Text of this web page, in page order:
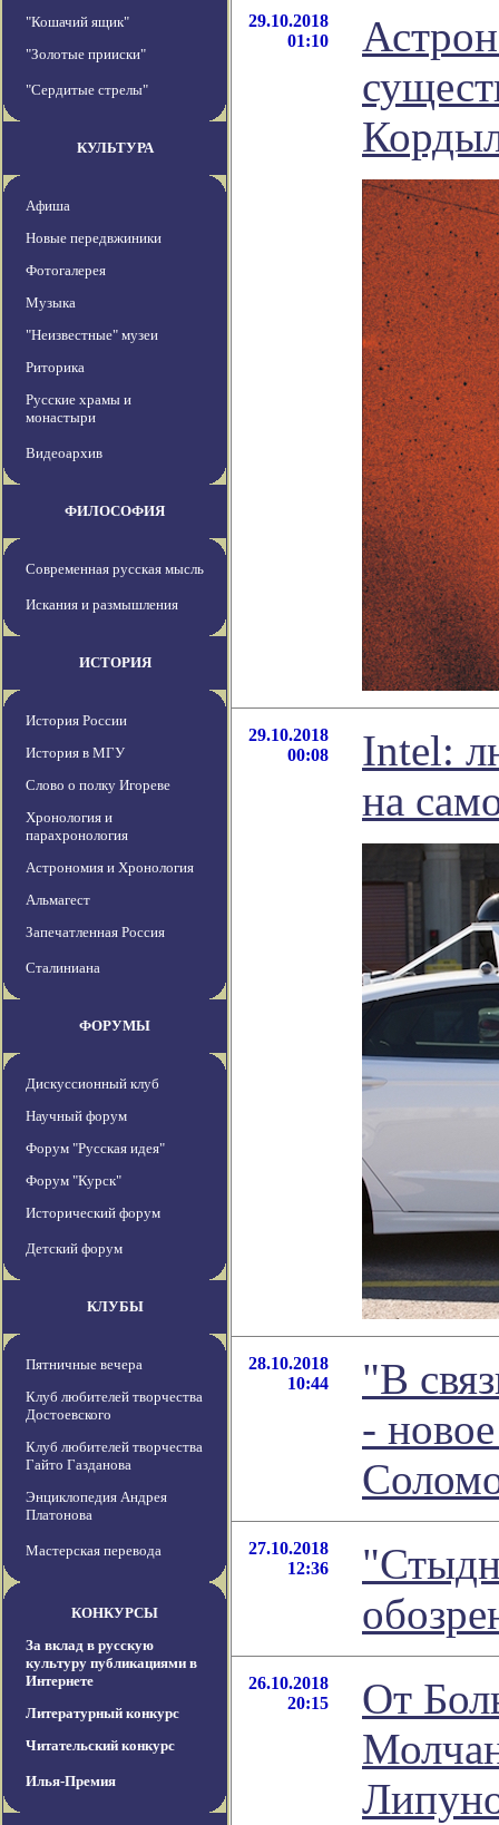
"Кошачий ящик"
"Золотые прииски"
"Сердитые стрелы"
КУЛЬТУРА
Афиша
Новые передвжиники
Фотогалерея
Музыка
"Неизвестные" музеи
Риторика
Русские храмы и
монастыри
Видеоархив
ФИЛОСОФИЯ
Современная русская мысль
Искания и размышления
ИСТОРИЯ
История России
История в МГУ
Слово о полку Игореве
Хронология и
парахронология
Астрономия и Хронология
Альмагест
Запечатленная Россия
Сталиниана
ФОРУМЫ
Дискуссионный клуб
Научный форум
Форум "Русская идея"
Форум "Курск"
Исторический форум
Детский форум
КЛУБЫ
Пятничные вечера
Клуб любителей творчества
Достоевского
Клуб любителей творчества
Гайто Газданова
Энциклопедия Андрея
Платонова
Мастерская перевода
КОНКУРСЫ
За вклад в русскую
культуру публикациями в
Интернете
Литературный конкурс
Читательский конкурс
Илья-Премия
29.10.2018
01:10
29.10.2018
00:08
Intel:
на
28.10.2018
10:44
"В
-
27.10.2018
12:36
26.10.2018
20:15
От